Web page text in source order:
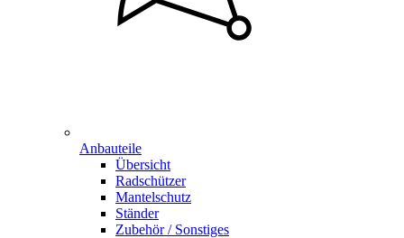
Anbauteile
Übersicht
Radschützer
Mantelschutz
Ständer
Zubehör / Sonstiges